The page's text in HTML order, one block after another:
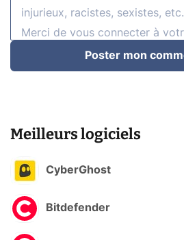
Poster mon
Meilleurs logiciels
CyberGhost
Bitdefender